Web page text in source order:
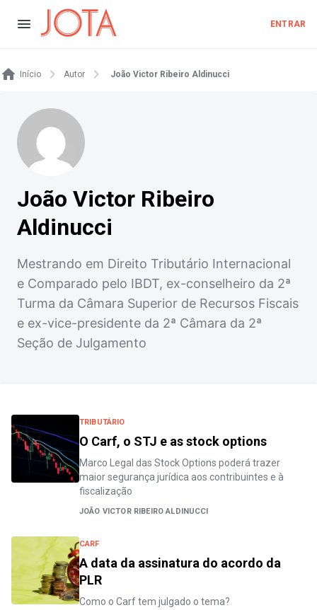
ENTRAR
Início Autor João Victor Ribeiro Aldinucci
João Victor Ribeiro
Aldinucci
Mestrando em Direito Tributário Internacional
e Comparado pelo IBDT, ex-conselheiro da 2ª
Turma da Câmara Superior de Recursos Fiscais
e ex-vice-presidente da 2ª Câmara da 2ª
Seção de Julgamento
TRIBUTÁRIO
O Carf, o STJ e as stock options
Marco Legal das Stock Options poderá trazer
maior segurança jurídica aos contribuintes e à
fiscalização
JOÃO VICTOR RIBEIRO ALDINUCCI
CARF
A data da assinatura do acordo da
PLR
Como o Carf tem julgado o tema?